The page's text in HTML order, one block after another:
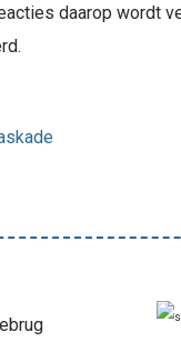
daarop wordt